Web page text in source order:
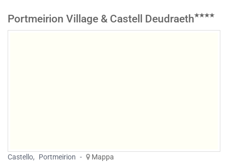
Portmeirion Village & Castell Deudraeth
Castello, Portmeirion -
Mappa